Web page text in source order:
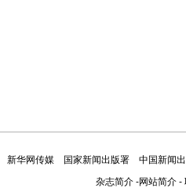
新华网传媒 国家新闻出版署
中国新闻
杂志简介-网站简介-